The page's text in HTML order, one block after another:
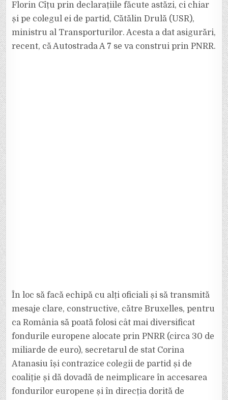
Florin Cîțu prin declarațiile făcute astăzi, ci chiar
și pe colegul ei de partid, Cătălin Drulă (USR),
ministru al Transporturilor. Acesta a dat asigurări,
recent, că Autostrada A 7 se va construi prin PNRR.
În loc să facă echipă cu alți oficiali și să transmită
mesaje clare, constructive, către Bruxelles, pentru
ca România să poată folosi cât mai diversificat
fondurile europene alocate prin PNRR (circa 30 de
miliarde de euro), secretarul de stat Corina
Atanasiu își contrazice colegii de partid și de
coaliție și dă dovadă de neimplicare în accesarea
fondurilor europene și în direcția dorită de